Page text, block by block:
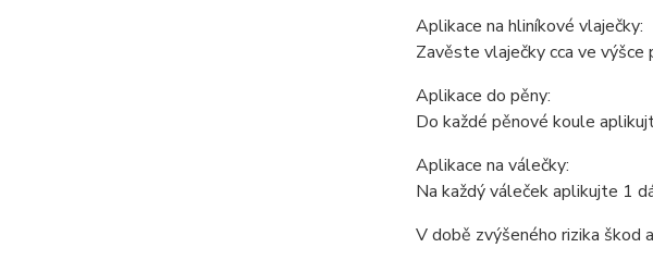
Aplikace na hliníkové vlaječky:
Zavěste vlaječky cca ve
Aplikace do pěny:
Do každé pěnové koule
Aplikace na válečky:
Na každý váleček aplikujte 1
V době zvýšeného rizika škod